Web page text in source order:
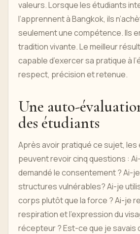
valeurs. Lorsque les étudiants
l’apprennent à Bangkok, ils
seulement une compétence. Ils
tradition vivante. Le meilleur
capable d’exercer sa pratique à
respect, précision et retenue.
Une auto-
des étudiants
Après avoir pratiqué ce sujet, les
peuvent revoir cinq questions :
demandé le consentement ? Ai-
structures vulnérables? Ai-je
corps plutôt que la force ? Ai-je
respiration et l’expression du
récepteur ? Est-ce que je savais